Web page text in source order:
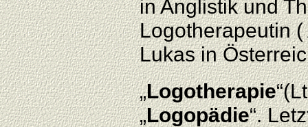
in Anglistik und
Logotherapeutin
Lukas in
„Logotherapie
„Logopädie“.